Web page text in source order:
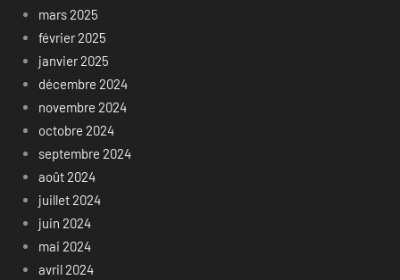
mars 2025
février 2025
janvier 2025
décembre 2024
novembre 2024
octobre 2024
septembre 2024
août 2024
juillet 2024
juin 2024
mai 2024
avril 2024